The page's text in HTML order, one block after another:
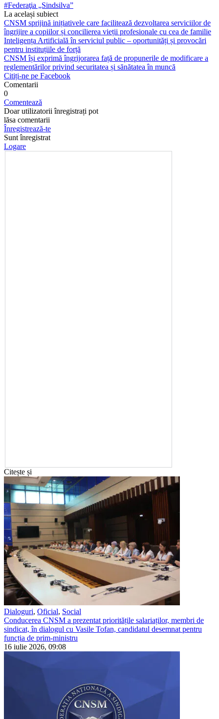
#Federaţia „Sindsilva”
La același subiect
CNSM sprijină inițiativele care facilitează dezvoltarea serviciilor de
îngrijire a copiilor și concilierea vieții profesionale cu cea de familie
Inteligența Artificială în serviciul public – oportunități și provocări
pentru instituțiile de forță
CNSM își exprimă îngrijorarea față de propunerile de modificare a
reglementărilor privind securitatea și sănătatea în muncă
Citiți-ne pe Facebook
Comentarii
0
Comentează
Doar utilizatorii înregistrați pot
lăsa comentarii
Înregistrează-te
Sunt înregistrat
Logare
Citește și
Dialoguri, Oficial, Social
Conducerea CNSM a prezentat prioritățile salariaților, membri de
sindicat, în dialogul cu Vasile Tofan, candidatul desemnat pentru
funcția de prim-ministru
16 iulie 2026, 09:08